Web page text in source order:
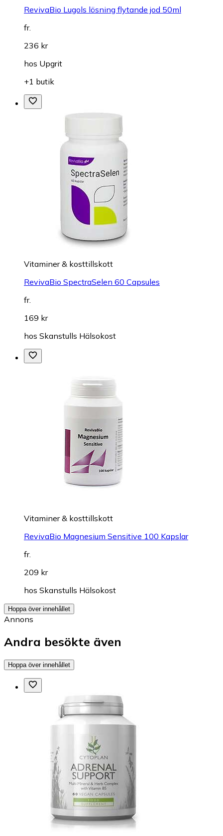
RevivaBio Lugols lösning flytande jod 50ml
fr.
236 kr
hos Upgrit
+1 butik
Vitaminer & kosttillskott
RevivaBio SpectraSelen 60 Capsules
fr.
169 kr
hos Skanstulls Hälsokost
Vitaminer & kosttillskott
RevivaBio Magnesium Sensitive 100 Kapslar
fr.
209 kr
hos Skanstulls Hälsokost
Hoppa över innehållet
Annons
Andra besökte även
Hoppa över innehållet